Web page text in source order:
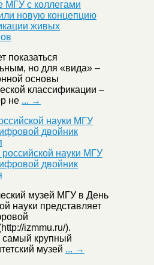
показаться
но для «вида» –
основы
классификации –
не ... →
науки МГУ
двойник
музей МГУ в День
науки представляет
izmmu.ru/).
крупный
музей ... →